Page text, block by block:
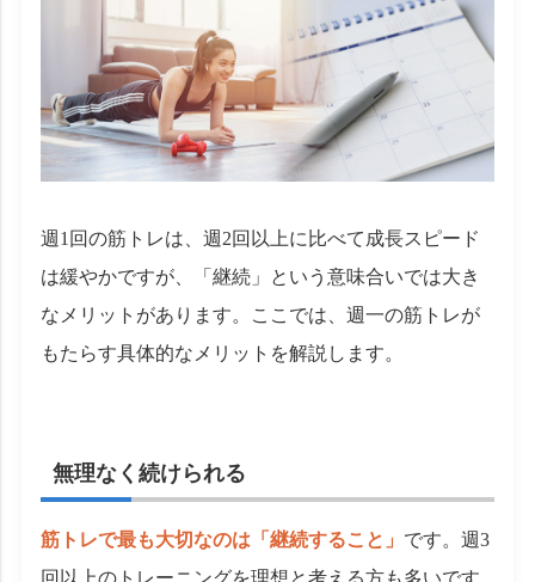
週1回の筋トレは、週2回以上に比べて成長スピード
は緩やかですが、「継続」という意味合いでは大き
なメリットがあります。ここでは、週一の筋トレが
もたらす具体的なメリットを解説します。
無理なく続けられる
筋トレで最も大切なのは「継続すること」 です。週3
回以上のトレーニングを理想と考える方も多いです